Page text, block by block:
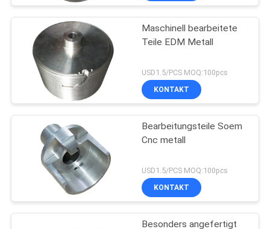
Maschinell bearbeitete
Teile EDM Metall
USD1.5/PCS MOQ:100pcs
KONTAKT
Bearbeitungsteile Soem
Cnc metall
USD1.5/PCS MOQ:100pcs
KONTAKT
Besonders angefertigt